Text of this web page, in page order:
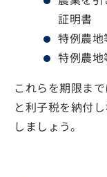
証明書
特例農地
特例農
これらを期限ま
と利子税を納付
しましょう。